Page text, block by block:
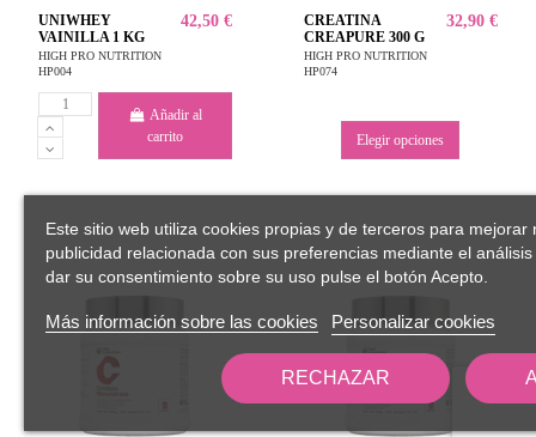
UNIWHEY
VAINILLA 1 KG
HIGH PRO NUTRITION
HP004
42,50 €
Añadir al
carrito
CREATINA
CREAPURE 300 G
HIGH PRO NUTRITION
HP074
32,90 €
Elegir opciones
Este sitio web utiliza cookies propias y de terceros para
publicidad relacionada con sus preferencias mediante el
dar su consentimiento sobre su uso pulse el botón Acepto.
Más información sobre las cookies Personalizar cookies
RECHAZAR